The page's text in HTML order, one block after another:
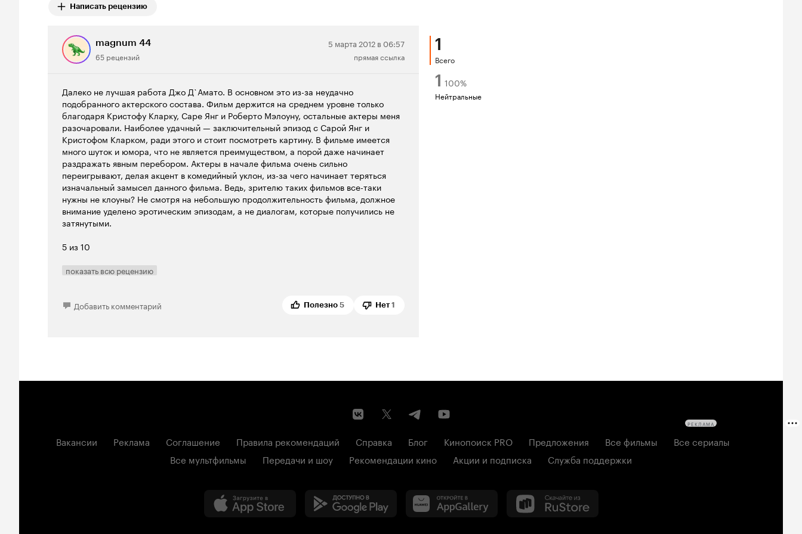
Написать рецензию
magnum 44
65 рецензий
Нейтральная
рецензия
5 марта 2012 в 06:57
прямая ссылка
Далеко не лучшая работа Джо Д`Амато. В основном это из-за неудачно
подобранного актерского состава. Фильм держится на среднем уровне только
благодаря Кристофу Кларку, Саре Янг и Роберто Мэлоуну, остальные актеры меня
разочаровали. Наиболее удачный — заключительный эпизод с Сарой Янг и
Кристофом Кларком, ради этого и стоит посмотреть картину. В фильме имеется
много шуток и юмора, что не является преимуществом, а порой даже начинает
раздражать явным перебором. Актеры в начале фильма очень сильно
переигрывают, делая акцент в комедийный уклон, из-за чего начинает теряться
изначальный замысел данного фильма. Ведь, зрителю таких фильмов все-таки
нужны не клоуны? Не смотря на небольшую продолжительность фильма, должное
внимание уделено эротическим эпизодам, а не диалогам, которые получились не
затянутыми.
5 из 10
показать всю рецензию
Добавить комментарий Полезно 5 Нет 1
1
Всего
1 100%
Нейтральные
Вакансии Реклама Соглашение Правила рекомендаций Справка Блог Кинопоиск PRO Предложения Все фильмы
Все сериалы
Все мультфильмы
Передачи и шоу Рекомендации кино Акции и подписка Служба поддержки
РЕКЛАМА